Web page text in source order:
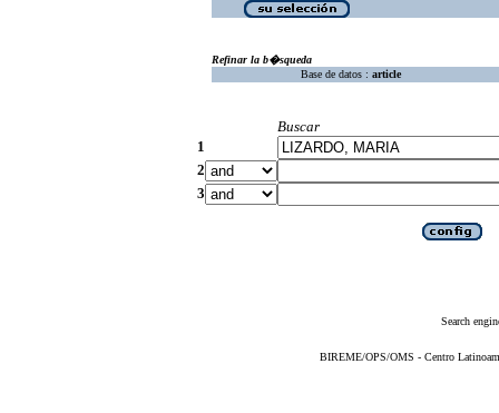
Refinar la b�squeda
Base de datos : article
Buscar
1
2
3
Search
BIREME/OPS/OMS - Centro